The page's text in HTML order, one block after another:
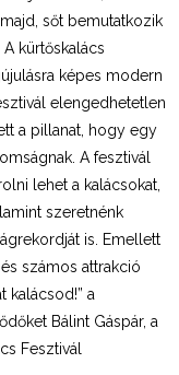
sőt bemutatkozik
kürtőskalács
képes modern
elengedhetetlen
a pillanat, hogy egy
A fesztivál
lehet a kalácsokat,
szeretnénk
is. Emellett
számos attrakció
kalácsod!” a
Bálint Gáspár, a
Fesztivál